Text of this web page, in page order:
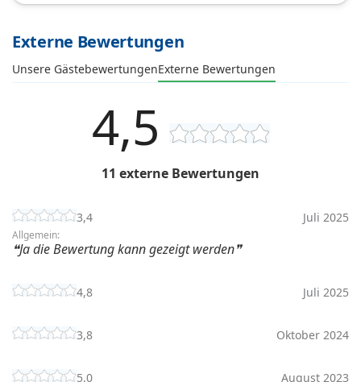
Externe Bewertungen
Unsere GästebewertungenExterne Bewertungen
4,5
11 externe Bewertungen
3,4 Juli 2025
Allgemein:
Ja die Bewertung kann gezeigt werden
4,8 Juli 2025
3,8 Oktober 2024
5,0 August 2023